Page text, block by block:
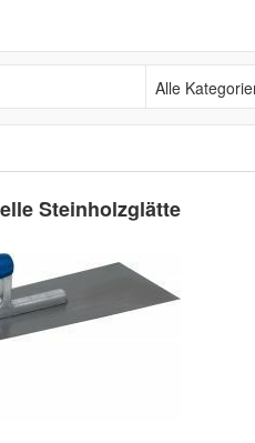
Alle Kategorien
Steinholzglätte